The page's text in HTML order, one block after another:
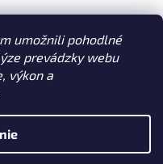
umožnili pohodlné
prevádzky webu
výkon a